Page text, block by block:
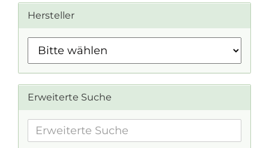
Hersteller
Erweiterte Suche
Erweiterte
Suche